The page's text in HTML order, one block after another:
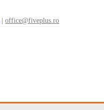
|office@fiveplus.ro